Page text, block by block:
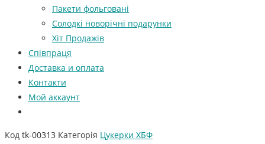
Пакети фольговані
Солодкі новорічні подарунки
Хіт Продажів
Співпраця
Доставка и оплата
Контакти
Мой аккаунт
Код tk-00313 Категорія Цукерки ХБФ